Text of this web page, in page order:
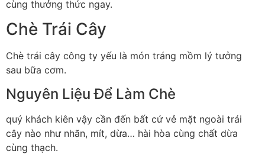
cùng thưởng thức ngay.
Chè Trái Cây
Chè trái cây công ty yếu là món tráng mồm lý tưởng
sau bữa cơm.
Nguyên Liệu Để Làm Chè
quý khách kiên vậy cần đến bất cứ vẻ mặt ngoài trái
cây nào như nhãn, mít, dừa… hài hòa cùng chất dừa
cùng thạch.